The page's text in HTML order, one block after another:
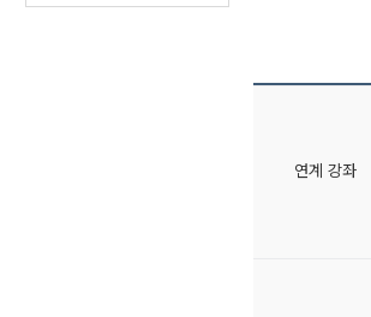
연계 강좌